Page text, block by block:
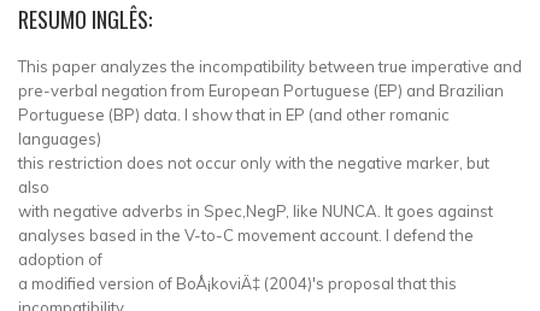
RESUMO INGLÊS:
This paper analyzes the incompatibility between true imperative and
pre-verbal negation from European Portuguese (EP) and Brazilian
Portuguese (BP) data. I show that in EP (and other romanic
languages)
this restriction does not occur only with the negative marker, but
also
with negative adverbs in Spec,NegP, like NUNCA. It goes against
analyses based in the V-to-C movement account. I defend the
adoption of
a modified version of BoÅ¡koviÄ‡ (2004)'s proposal that this
incompatibility